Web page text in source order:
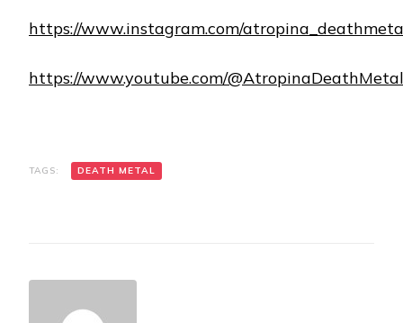
https://www.instagram.com/
https://www.youtube.com/@AtropinaDeathMetal
TAGS: DEATH METAL